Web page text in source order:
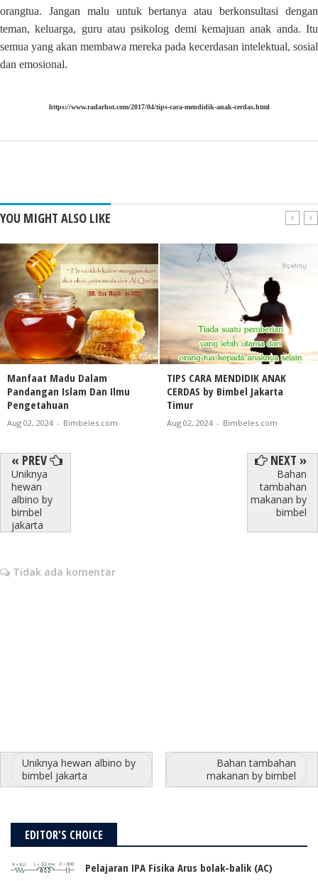
orangtua. Jangan malu untuk bertanya atau berkonsultasi dengan
teman, keluarga, guru atau psikolog demi kemajuan anak anda. Itu
semua yang akan membawa mereka pada kecerdasan intelektual, sosial
dan emosional.
https://www.radarhot.com/2017/04/tips-cara-mendidik-anak-cerdas.html
YOU MIGHT ALSO LIKE
Manfaat Madu Dalam
Pandangan Islam Dan Ilmu
Pengetahuan
Aug 02, 2024 - Bimbeles.com
TIPS CARA MENDIDIK ANAK
CERDAS by Bimbel Jakarta
Timur
Aug 02, 2024 - Bimbeles.com
« PREV
Uniknya
hewan
albino by
bimbel
jakarta
NEXT »
Bahan
tambahan
makanan by
bimbel
Tidak ada komentar
Uniknya hewan albino by
bimbel jakarta
Bahan tambahan
makanan by bimbel
EDITOR'S CHOICE
Pelajaran IPA Fisika Arus bolak-balik (AC)